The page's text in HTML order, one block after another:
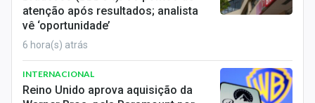
atenção após resultados; analista
vê ‘oportunidade’
6 hora(s) atrás
INTERNACIONAL
Reino Unido aprova aquisição da